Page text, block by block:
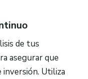
de tus
asegurar que
Utiliza